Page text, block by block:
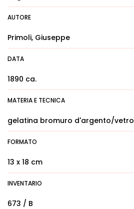
AUTORE
Primoli, Giuseppe
DATA
1890 ca.
MATERIA E TECNICA
gelatina bromuro d'argento/vetro
FORMATO
13 x 18 cm
INVENTARIO
673 / B